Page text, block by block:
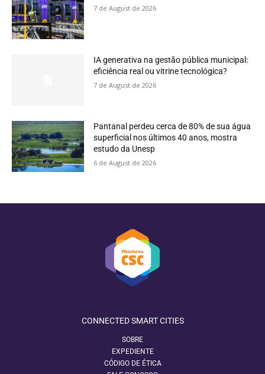
7 de August de 2026
IA generativa na gestão pública municipal:
eficiência real ou vitrine tecnológica?
7 de August de 2026
Pantanal perdeu cerca de 80% de sua água
superficial nos últimos 40 anos, mostra
estudo da Unesp
6 de August de 2026
CONNECTED SMART CITIES
SOBRE
EXPEDIENTE
CÓDIGO DE ÉTICA